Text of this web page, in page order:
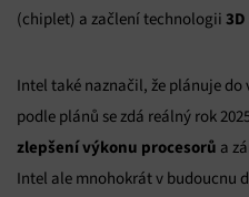
(chiplet) a začlení technologii
Intel také naznačil, že plánuje
podle plánů se zdá reálný rok
zlepšení výkonu procesorů a
Intel ale mnohokrát v budoucnu